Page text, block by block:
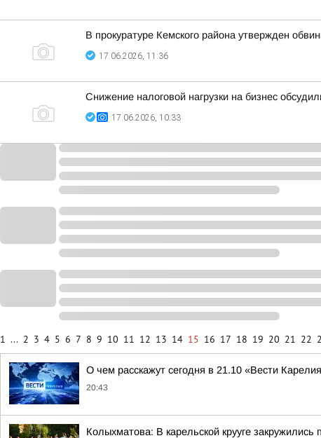
В прокуратуре Кемского района утвержден
17.06.2026, 11:36
Снижение налоговой нагрузки на бизнес
17.06.2026, 10:33
1 ... 2 3 4 5 6 7 8 9 10 11 12 13 14 15 16 17 18 19 20 21 22
О чем расскажут сегодня в 21.10 «Вести
20:43
Колыхматова: В карельской крууге закружились